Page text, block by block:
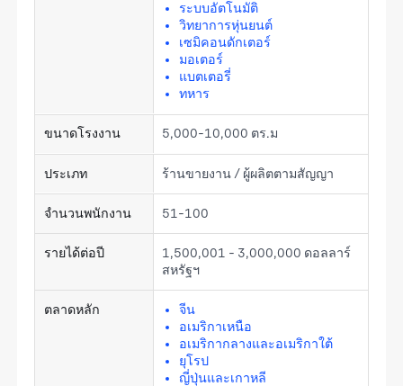
ระบบอัตโนมัติ
วิทยาการหุ่นยนต์
เซมิคอนดักเตอร์
มอเตอร์
แบตเตอรี่
ทหาร
ขนาดโรงงาน 5,000-10,000 ตร.ม
ประเภท ร้านขายงาน / ผู้ผลิตตามสัญญา
จำนวนพนักงาน 51-100
รายได้ต่อปี
1,500,001 - 3,000,000 ดอลลาร์
สหรัฐฯ
ตลาดหลัก
จีน
อเมริกาเหนือ
อเมริกากลางและอเมริกาใต้
ยุโรป
ญี่ปุ่นและเกาหลี